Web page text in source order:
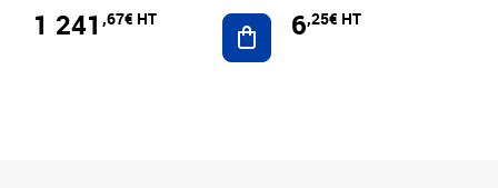
1 241 ,67€ HT Ajouter au panier
6,25€ HT